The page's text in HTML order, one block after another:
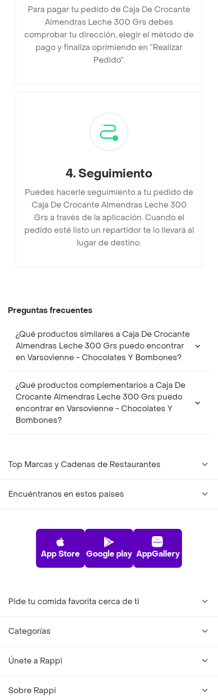
Para pagar tu pedido de Caja De Crocante
Almendras Leche 300 Grs debes
comprobar tu dirección, elegir el método de
pago y finaliza oprimiendo en “Realizar
Pedido”.
4. Seguimiento
Puedes hacerle seguimiento a tu pedido de
Caja De Crocante Almendras Leche 300
Grs a través de la aplicación. Cuando el
pedido esté listo un repartidor te lo llevará al
lugar de destino.
Preguntas frecuentes
¿Qué productos similares a Caja De Crocante
Almendras Leche 300 Grs puedo encontrar
en Varsovienne - Chocolates Y Bombones?
¿Qué productos complementarios a Caja De
Crocante Almendras Leche 300 Grs puedo
encontrar en Varsovienne - Chocolates Y
Bombones?
Top Marcas y Cadenas de Restaurantes
Encuéntranos en estos países
App Store Google play AppGallery
Pide tu comida favorita cerca de ti
Categorías
Únete a Rappi
Sobre Rappi